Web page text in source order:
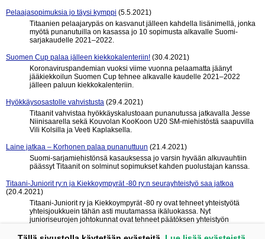
Pelaajasopimuksia jo täysi kymppi (5.5.2021)
Titaanien pelaajarypäs on kasvanut jälleen kahdella lisänimellä, jonka
myötä punanutuilla on kasassa jo 10 sopimusta alkavalle Suomi-
sarjakaudelle 2021–2022.
Suomen Cup palaa jälleen kiekkokalenteriin! (30.4.2021)
Koronaviruspandemian vuoksi viime vuonna pelaamatta jäänyt
jääkiekkoilun Suomen Cup tehnee alkavalle kaudelle 2021–2022
jälleen paluun kiekkokalenteriin.
Hyökkäysosastolle vahvistusta (29.4.2021)
Titaanit vahvistaa hyökkäyskalustoaan punanutussa jatkavalla Jesse
Niinisaarella sekä Kouvolan KooKoon U20 SM-miehistöstä saapuvilla
Vili Kolsilla ja Veeti Kaplaksella.
Laine jatkaa – Korhonen palaa punanuttuun (21.4.2021)
Suomi-sarjamiehistönsä kasauksessa jo varsin hyvään alkuvauhtiin
päässyt Titaanit on solminut sopimukset kahden puolustajan kanssa.
Titaani-Juniorit ry:n ja Kiekkoympyrät -80 ry:n seurayhteistyö saa jatkoa
(20.4.2021)
Titaani-Juniorit ry ja Kiekkoympyrät -80 ry ovat tehneet yhteistyötä
yhteisjoukkuein tähän asti muutamassa ikäluokassa. Nyt
junioriseurojen johtokunnat ovat tehneet päätöksen yhteistyön